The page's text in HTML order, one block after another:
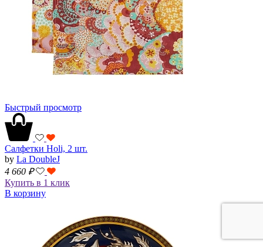
Быстрый просмотр
Салфетки Holi, 2 шт.
by La DoubleJ
4 660 ₽
Купить в 1 клик
В корзину